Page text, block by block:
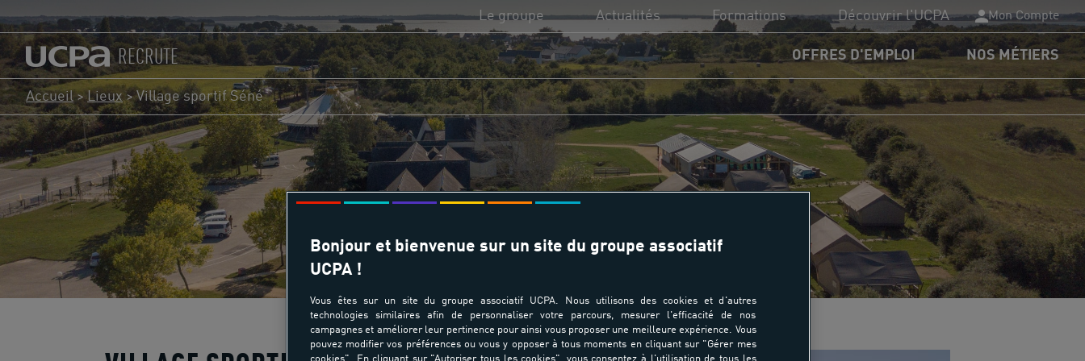
Le groupe
L'UCPA, c'est quoi ?
Utilité sociale de l'UCPA
Missions et valeurs
Actualités Formations
UCPA Formation
Diplômes du sport
Financements
Découvrir l'UCPA Mon Compte
RECRUTE OFFRES D'EMPLOI NOS MÉTIERS
Accueil> Lieux >Village sportif Séné
Bonjour et bienvenue sur un site du groupe associatif
UCPA !
Vous êtes sur un site du groupe associatif UCPA. Nous utilisons des cookies et d'autres
technologies similaires afin de personnaliser votre parcours, mesurer l'efficacité de nos
campagnes et améliorer leur pertinence pour ainsi vous proposer une meilleure expérience. Vous
pouvez modifier vos préférences ou vous y opposer à tous moments en cliquant sur "Gérer mes